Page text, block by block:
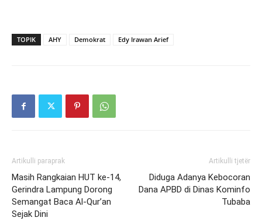
TOPIK AHY Demokrat Edy Irawan Arief
Artikulli paraprak
Masih Rangkaian HUT ke-14,
Gerindra Lampung Dorong
Semangat Baca Al-Qur’an
Sejak Dini
Artikulli tjetër
Diduga Adanya Kebocoran
Dana APBD di Dinas Kominfo
Tubaba